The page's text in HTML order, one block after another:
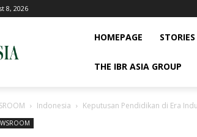
8, 2026
HOMEPAGE STORIES
THE IBR ASIA GROUP
Indonesia Keputusan Pendidikan di Era